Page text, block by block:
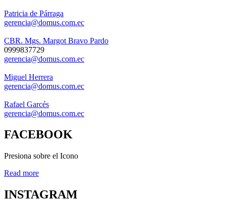
Patricia de Párraga
gerencia@domus.com.ec
CBR. Mgs. Margot Bravo Pardo
0999837729
gerencia@domus.com.ec
Miguel Herrera
gerencia@domus.com.ec
Rafael Garcés
gerencia@domus.com.ec
FACEBOOK
Presiona sobre el Icono
Read more
INSTAGRAM